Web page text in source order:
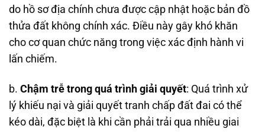
do hồ sơ địa chính chưa được cập nhật hoặc bản đồ
thửa đất không chính xác. Điều này gây khó khăn
cho cơ quan chức năng trong việc xác định hành vi
lấn chiếm.
b. Chậm trễ trong quá trình giải quyết: Quá trình xử
lý khiếu nại và giải quyết tranh chấp đất đai có thể
kéo dài, đặc biệt là khi cần phải trải qua nhiều giai